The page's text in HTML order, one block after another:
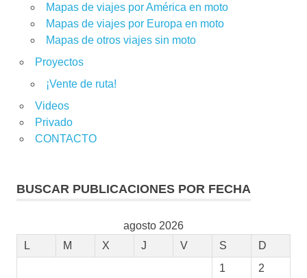
Mapas de viajes por América en moto
Mapas de viajes por Europa en moto
Mapas de otros viajes sin moto
Proyectos
¡Vente de ruta!
Videos
Privado
CONTACTO
BUSCAR PUBLICACIONES POR FECHA
agosto 2026
L
M X J V S
D
1
2